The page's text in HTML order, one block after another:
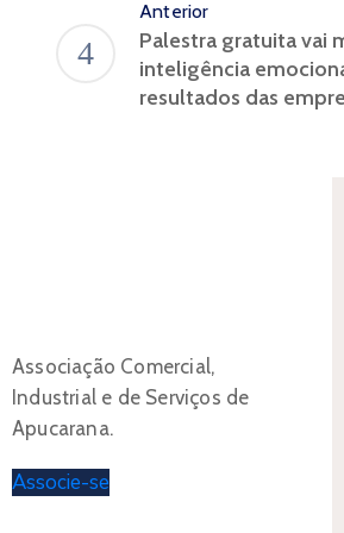
Anterior
Palestra gratuita vai
inteligência
resultados das
Associação Comercial,
Industrial e de Serviços de
Apucarana.
Associe-se